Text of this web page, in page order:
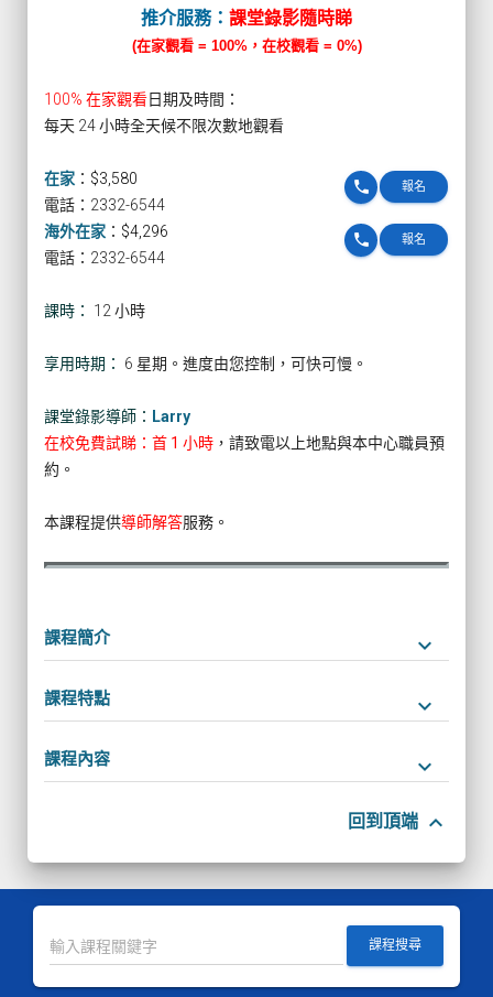
推介服務： 課堂錄影隨時睇
(在家觀看 = 100%，在校觀看 = 0%)
100% 在家觀看日期及時間：
每天 24 小時全天候不限次數地觀看
在家 ： $3,580 報名
phone
電話：2332-6544
海外在家 ： $4,296 報名
phone
電話：2332-6544
課時： 12 小時
享用時期： 6 星期。進度由您控制，可快可慢。
課堂錄影導師： Larry
在校免費試睇：首 1 小時 ，請致電以上地點與本中心職員預
約。
本課程提供導師解答服務。
課程簡介 keyboard_arrow_down
課程特點 keyboard_arrow_down
課程內容 keyboard_arrow_down
回到頂端 keyboard_arrow_up
課程搜尋